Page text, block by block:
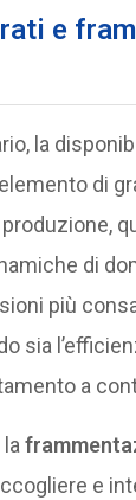
e
la
di
di
più
sia
a
la
e